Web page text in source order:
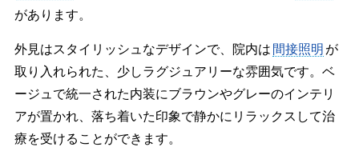
があります。
外見はスタイリッシュなデザインで、院内は 間接照明 が
取り入れられた、少しラグジュアリーな雰囲気です。ベ
ージュで統一された内装にブラウンやグレーのインテリ
アが置かれ、落ち着いた印象で静かにリラックスして治
療を受けることができます。